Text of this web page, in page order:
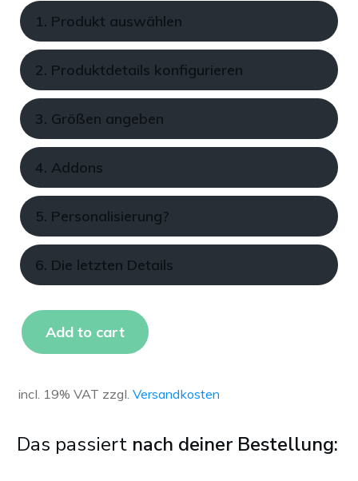
1. Produkt auswählen
2. Produktdetails konfigurieren
3. Größen angeben
4. Addons
5. Personalisierung?
6. Die letzten Details
Add to cart
incl. 19% VAT zzgl. Versandkosten
Das passiert nach deiner Bestellung: